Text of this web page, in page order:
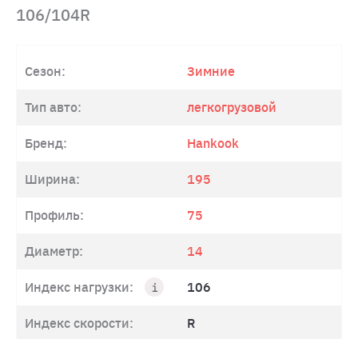
106/104R
Сезон: Зимние
Тип авто: легкогрузовой
Бренд: Hankook
Ширина: 195
Профиль: 75
Диаметр: 14
Индекс нагрузки: 106
Индекс скорости: R